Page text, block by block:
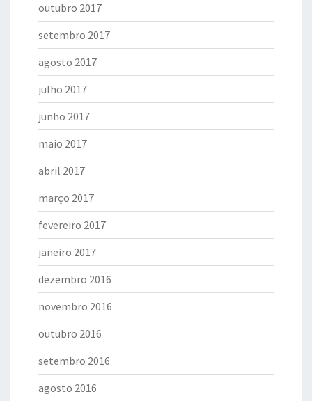
outubro 2017
setembro 2017
agosto 2017
julho 2017
junho 2017
maio 2017
abril 2017
março 2017
fevereiro 2017
janeiro 2017
dezembro 2016
novembro 2016
outubro 2016
setembro 2016
agosto 2016